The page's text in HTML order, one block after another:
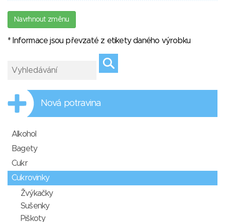
Navrhnout změnu
* Informace jsou převzaté z etikety daného výrobku
Nová potravina
Alkohol
Bagety
Cukr
Cukrovinky
Žvýkačky
Sušenky
Piškoty